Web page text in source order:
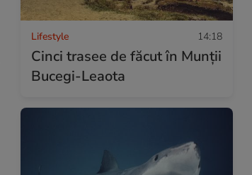
Lifestyle 14:18
Cinci trasee de făcut în Munţii
Bucegi-Leaota